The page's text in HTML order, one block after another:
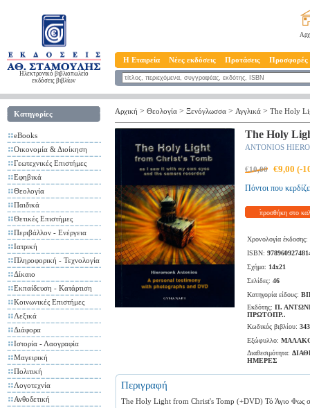
Ηλεκτρονικό βιβλιοπωλείο
εκδόσεις βιβλίων
Η Εταιρεία Νέες εκδόσεις Προτάσεις Προσφορές
Κατηγορίες
eBooks
Οικονομία & Διοίκηση
Γεωτεχνικές Επιστήμες
Εφηβικά
Θεολογία
Παιδικά
Θετικές Επιστήμες
Περιβάλλον - Ενέργεια
Ιατρική
Πληροφορική - Τεχνολογία
Δίκαιο
Εκπαίδευση - Κατάρτιση
Κοινωνικές Επιστήμες
Λεξικά
Διάφορα
Ιστορία - Λαογραφία
Μαγειρική
Πολιτική
Λογοτεχνία
Ανθοδετική
Αρχική > Θεολογία > Ξενόγλωσσα > Αγγλικά > The Holy
The Holy
ANTONIOS
€10,00 €9,00 (-
Πόντοι που
προσθήκη στο
Χρονολογία έκδοσης:
ISBN:
Σχήμα: 14x21
Σελίδες: 46
Κατηγορία είδους:
Εκδότης: Π.
ΠΡΩΤΟΠΡ..
Κωδικός βιβλίου:
Εξώφυλλο:
Διαθεσιμότητα:
ΗΜΕΡΕΣ
Περιγραφή
The Holy Light from Christ's Tomp (+DVD) Τό Άγιο Φως